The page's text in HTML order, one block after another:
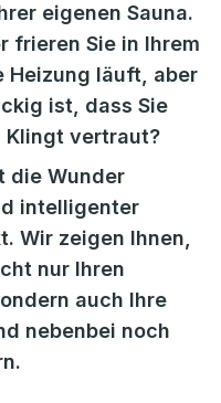
eigenen Sauna.
frieren Sie in Ihrem
Heizung läuft, aber
ist, dass Sie
Klingt vertraut?
die Wunder
intelligenter
Wir zeigen Ihnen,
nur Ihren
auch Ihre
nebenbei noch